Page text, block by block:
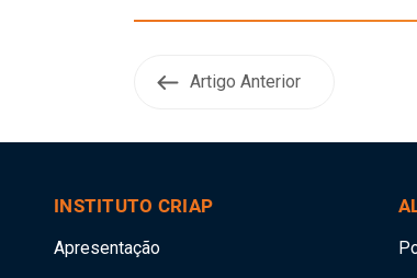
Artigo Anterior
INSTITUTO CRIAP
Apresentação